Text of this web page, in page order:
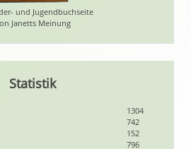
und Jugendbuchseite
Janetts Meinung
Statistik
1304
742
152
796